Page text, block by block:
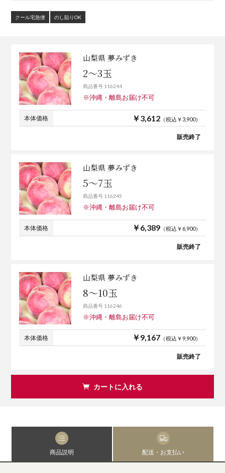
クール宅急便 のし貼りOK
山梨県 夢みずき
2～3玉
商品番号 116244
※沖縄・離島お届け不可
本体価格 ￥3,612（税込￥3,900）
販売終了
山梨県 夢みずき
5～7玉
商品番号 116245
※沖縄・離島お届け不可
本体価格 ￥6,389（税込￥6,900）
販売終了
山梨県 夢みずき
8～10玉
商品番号 116246
※沖縄・離島お届け不可
本体価格 ￥9,167（税込￥9,900）
販売終了
カートに入れる
商品説明 配送・お支払い